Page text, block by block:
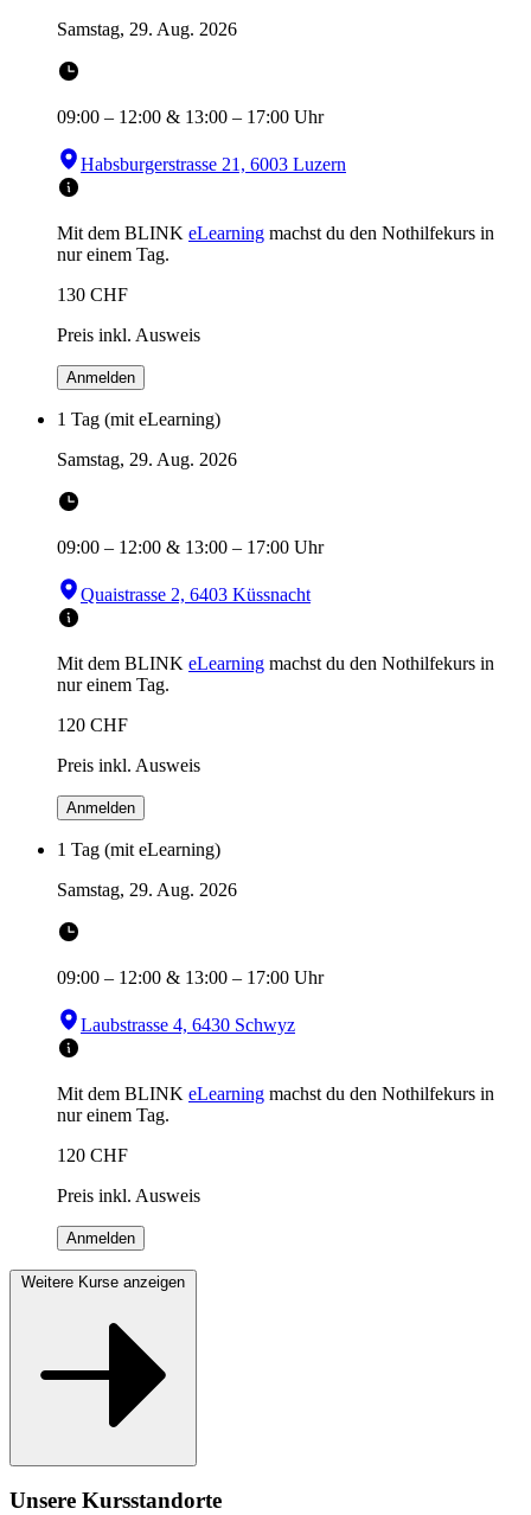
Samstag, 29. Aug. 2026
09:00 – 12:00 & 13:00 – 17:00 Uhr
Habsburgerstrasse 21, 6003 Luzern
Mit dem BLINK eLearning machst du den Nothilfekurs in
nur einem Tag.
130 CHF
Preis inkl. Ausweis
Anmelden
1 Tag (mit eLearning)
Samstag, 29. Aug. 2026
09:00 – 12:00 & 13:00 – 17:00 Uhr
Quaistrasse 2, 6403 Küssnacht
Mit dem BLINK eLearning machst du den Nothilfekurs in
nur einem Tag.
120 CHF
Preis inkl. Ausweis
Anmelden
1 Tag (mit eLearning)
Samstag, 29. Aug. 2026
09:00 – 12:00 & 13:00 – 17:00 Uhr
Laubstrasse 4, 6430 Schwyz
Mit dem BLINK eLearning machst du den Nothilfekurs in
nur einem Tag.
120 CHF
Preis inkl. Ausweis
Anmelden
Weitere Kurse anzeigen
Unsere Kursstandorte